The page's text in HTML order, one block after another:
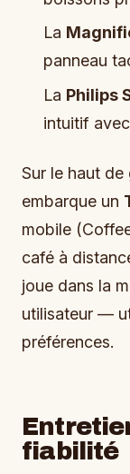
La
panneau
La Philips
intuitif
Sur le haut de
embarque un
mobile
café à
joue dans la
utilisateur —
préférences.
fiabilité